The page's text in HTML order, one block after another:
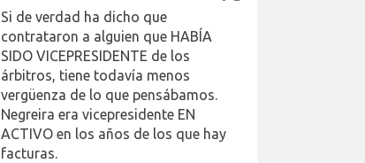
Si de verdad ha dicho que
contrataron a alguien que HABÍA
SIDO VICEPRESIDENTE de los
árbitros, tiene todavía menos
vergüenza de lo que pensábamos.
Negreira era vicepresidente EN
ACTIVO en los años de los que hay
facturas.